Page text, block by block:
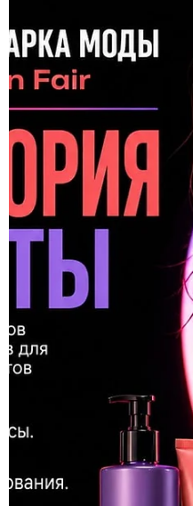
Российский бренд
станет участником
ярмарки моды. Новая
домашней одежды
будет представлена 7